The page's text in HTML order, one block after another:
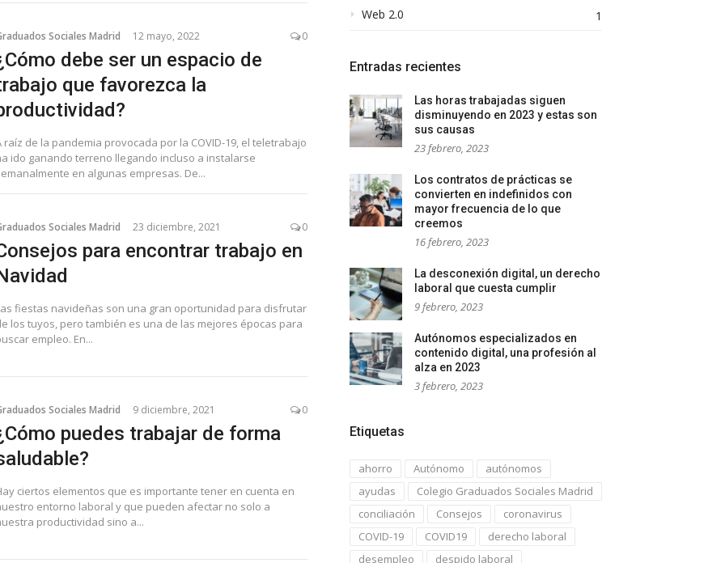
Sociales Madrid 12 mayo, 2022 0
debe ser un espacio de
que favorezca la
raíz de la pandemia provocada por la COVID-19, el teletrabajo
ido ganando terreno llegando incluso a instalarse
en algunas empresas. De...
Sociales Madrid 23 diciembre, 2021 0
para encontrar trabajo en
fiestas navideñas son una gran oportunidad para disfrutar
los tuyos, pero también es una de las mejores épocas para
empleo. En...
Sociales Madrid 9 diciembre, 2021 0
puedes trabajar de forma
ciertos elementos que es importante tener en cuenta en
entorno laboral y que pueden afectar no solo a
productividad sino a...
Web 2.0
1
Entradas recientes
Las horas trabajadas siguen
disminuyendo en 2023 y estas son
sus causas
23 febrero, 2023
Los contratos de prácticas se
convierten en indefinidos con
mayor frecuencia de lo que
creemos
16 febrero, 2023
La desconexión digital, un derecho
laboral que cuesta cumplir
9 febrero, 2023
Autónomos especializados en
contenido digital, una profesión al
alza en 2023
3 febrero, 2023
Etiquetas
ahorro Autónomo
autónomos
ayudas
Colegio Graduados Sociales Madrid
conciliación
Consejos
coronavirus
COVID-19
COVID19
derecho laboral
desempleo
despido laboral